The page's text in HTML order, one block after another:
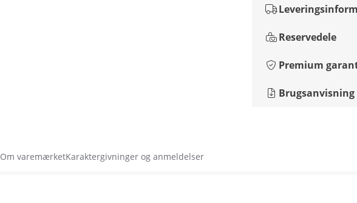
Reservedele
Premium
Brugsanvisning
Om varemærketKaraktergivninger og anmeldelser